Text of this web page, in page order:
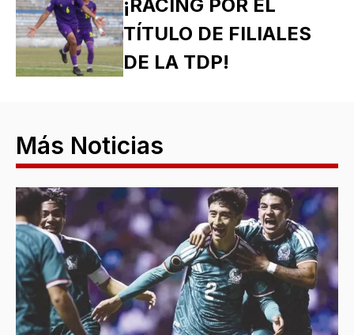
¡RACING POR EL
TÍTULO DE FILIALES
DE LA TDP!
Más Noticias